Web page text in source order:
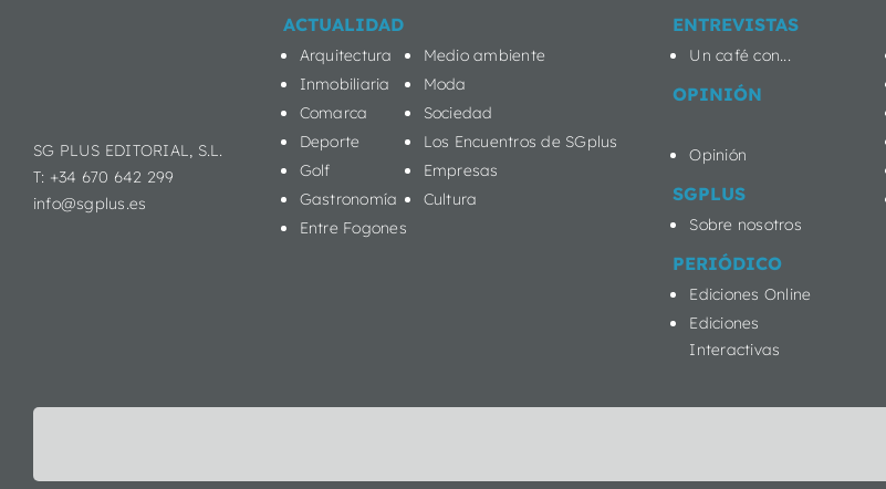
SG PLUS EDITORIAL, S.L.
T: +34 670 642 299
info@sgplus.es
ACTUALIDAD
Arquitectura
Inmobiliaria
Comarca
Deporte
Golf
Gastronomía
Entre Fogones
Medio ambiente
Moda
Sociedad
Los Encuentros de SGplus
Empresas
Cultura
ENTREVISTAS
Un café con...
OPINIÓN
Opinión
SGPLUS
Sobre nosotros
PERIÓDICO
Ediciones Online
Ediciones
Interactivas